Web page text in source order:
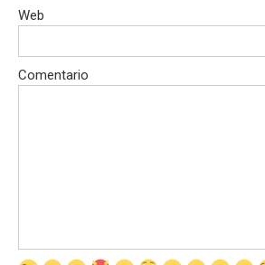
Web
Comentario